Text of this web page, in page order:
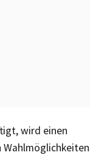
wird einen